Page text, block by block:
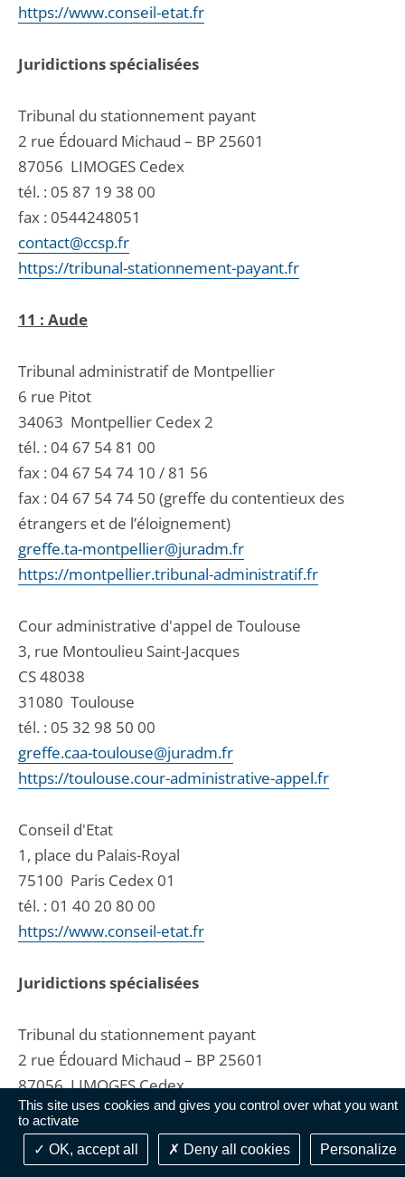
This site uses cookies and gives you control over what you want
to activate
OK, accept all
Deny all cookies Personalize
https://www.conseil-etat.fr
Juridictions spécialisées
Tribunal du stationnement payant
2 rue Édouard Michaud – BP 25601
87056 LIMOGES Cedex
tél. : 05 87 19 38 00
fax : 0544248051
contact@ccsp.fr
https://tribunal-stationnement-payant.fr
11 : Aude
Tribunal administratif de Montpellier
6 rue Pitot
34063 Montpellier Cedex 2
tél. : 04 67 54 81 00
fax : 04 67 54 74 10 / 81 56
fax : 04 67 54 74 50 (greffe du contentieux des
étrangers et de l’éloignement)
greffe.ta-montpellier@juradm.fr
https://montpellier.tribunal-administratif.fr
Cour administrative d'appel de Toulouse
3, rue Montoulieu Saint-Jacques
CS 48038
31080 Toulouse
tél. : 05 32 98 50 00
greffe.caa-toulouse@juradm.fr
https://toulouse.cour-administrative-appel.fr
Conseil d'Etat
1, place du Palais-Royal
75100 Paris Cedex 01
tél. : 01 40 20 80 00
https://www.conseil-etat.fr
Juridictions spécialisées
Tribunal du stationnement payant
2 rue Édouard Michaud – BP 25601
87056 LIMOGES Cedex
tél. :05 87 19 38 00
fax : 0544248051
contact@ccsp.fr